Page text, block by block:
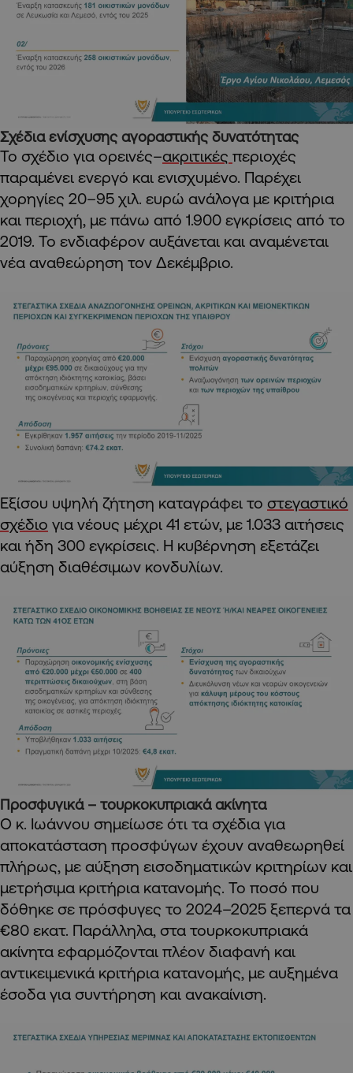
Σχέδια ενίσχυσης αγοραστικής δυνατότητας
Το σχέδιο για ορεινές–ακριτικές περιοχές
παραμένει ενεργό και ενισχυμένο. Παρέχει
χορηγίες 20–95 χιλ. ευρώ ανάλογα με κριτήρια
και περιοχή, με πάνω από 1.900 εγκρίσεις από το
2019. Το ενδιαφέρον αυξάνεται και αναμένεται
νέα αναθεώρηση τον Δεκέμβριο.
Εξίσου υψηλή ζήτηση καταγράφει το στεγαστικό
σχέδιο για νέους μέχρι 41 ετών, με 1.033 αιτήσεις
και ήδη 300 εγκρίσεις. Η κυβέρνηση εξετάζει
αύξηση διαθέσιμων κονδυλίων.
Προσφυγικά – τουρκοκυπριακά ακίνητα
Ο κ. Ιωάννου σημείωσε ότι τα σχέδια για
αποκατάσταση προσφύγων έχουν αναθεωρηθεί
πλήρως, με αύξηση εισοδηματικών κριτηρίων και
μετρήσιμα κριτήρια κατανομής. Το ποσό που
δόθηκε σε πρόσφυγες το 2024–2025 ξεπερνά τα
€80 εκατ. Παράλληλα, στα τουρκοκυπριακά
ακίνητα εφαρμόζονται πλέον διαφανή και
αντικειμενικά κριτήρια κατανομής, με αυξημένα
έσοδα για συντήρηση και ανακαίνιση.